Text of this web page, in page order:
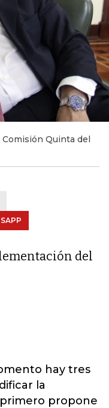
Quinta del
del
hay tres
la
propone